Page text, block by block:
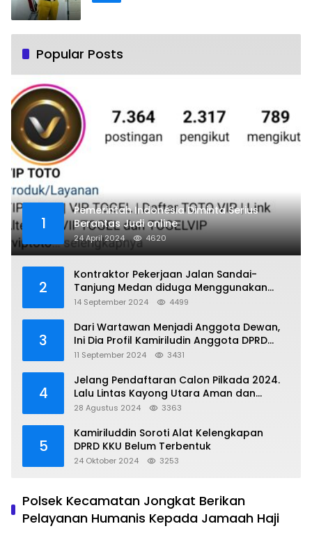
Popular Posts
1
Pemerintah Indonesia Diminta Serius
Berantas Judi online
24 April 2024 4620
2
Kontraktor Pekerjaan Jalan Sandai-
Tanjung Medan diduga Menggunakan
Matrial Tanah tak Berizin Resmi
14 September 2024 4499
3
Dari Wartawan Menjadi Anggota Dewan,
Ini Dia Profil Kamiriludin Anggota DPRD
Dapil 1 KKU
11 September 2024 3431
4
Jelang Pendaftaran Calon Pilkada 2024.
Lalu Lintas Kayong Utara Aman dan
Kondusif
28 Agustus 2024 3363
5
Kamiriluddin Soroti Alat Kelengkapan
DPRD KKU Belum Terbentuk
24 Oktober 2024 3253
Polsek Kecamatan Jongkat Berikan
Pelayanan Humanis Kepada Jamaah Haji